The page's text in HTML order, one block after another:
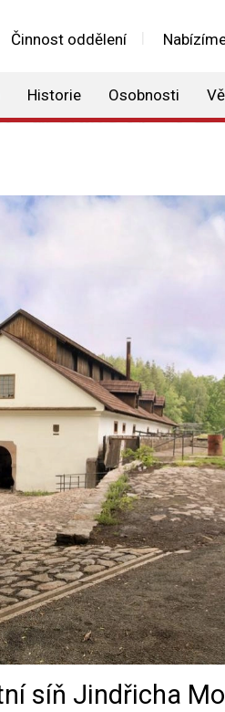
Činnost oddělení
Historie Osobnosti
síň Jindřicha